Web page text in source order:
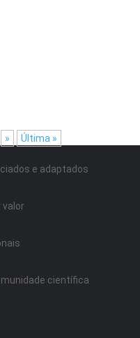
» Última »
e adaptados
científica